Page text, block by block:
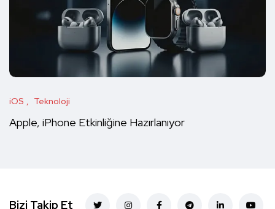
iOS Teknoloji
Apple, iPhone Etkinliğine Hazırlanıyor
Bizi Takip Et